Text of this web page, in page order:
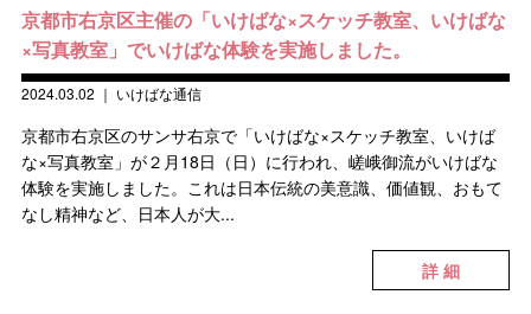
京都市右京区主催の「いけばな×スケッチ教室、いけばな
×写真教室」でいけばな体験を実施しました。
2024.03.02 ｜ いけばな通信
京都市右京区のサンサ右京で「いけばな×スケッチ教室、いけば
な×写真教室」が２月18日（日）に行われ、嵯峨御流がいけばな
体験を実施しました。これは日本伝統の美意識、価値観、おもて
なし精神など、日本人が大...
詳 細